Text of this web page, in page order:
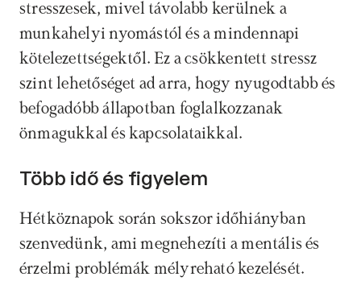
stresszesek, mivel távolabb kerülnek a
munkahelyi nyomástól és a mindennapi
kötelezettségektől. Ez a csökkentett stressz
szint lehetőséget ad arra, hogy nyugodtabb és
befogadóbb állapotban foglalkozzanak
önmagukkal és kapcsolataikkal.
Több idő és figyelem
Hétköznapok során sokszor időhiányban
szenvedünk, ami megnehezíti a mentális és
érzelmi problémák mélyreható kezelését.